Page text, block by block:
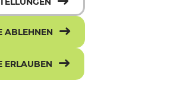
ABLEHNEN
ERLAUBEN